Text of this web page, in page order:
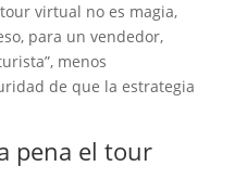
virtual no es magia,
para un vendedor,
menos
de que la estrategia
pena el tour